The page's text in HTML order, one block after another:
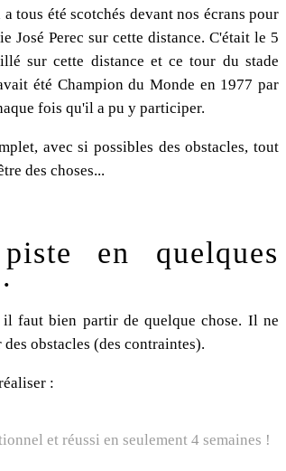
tous été scotchés devant nos écrans pour
José Perec sur cette distance. C'était le 5
sur cette distance et ce tour du stade
été Champion du Monde en 1977 par
fois qu'il a pu y participer.
avec si possibles des obstacles, tout
des choses...
en quelques
faut bien partir de quelque chose. Il ne
obstacles (des contraintes).
: